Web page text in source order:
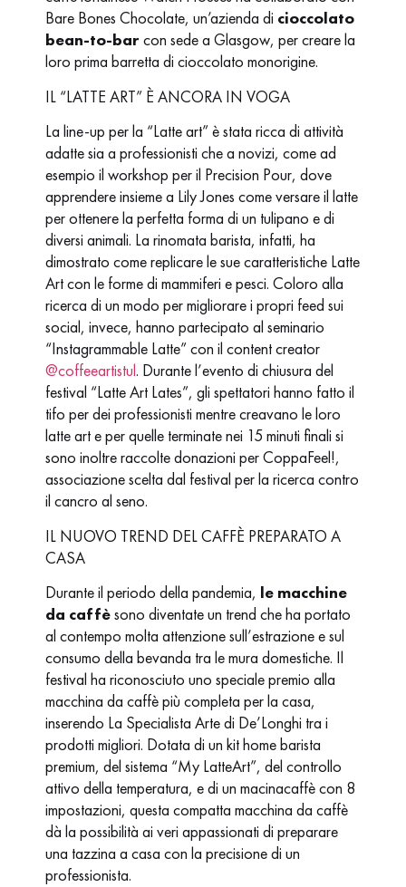
Bare Bones Chocolate, un’azienda di cioccolato
bean-to-bar con sede a Glasgow, per creare la
loro prima barretta di cioccolato monorigine.
IL “LATTE ART” È ANCORA IN VOGA
La line-up per la “Latte art” è stata ricca di attività
adatte sia a professionisti che a novizi, come ad
esempio il workshop per il Precision Pour, dove
apprendere insieme a Lily Jones come versare il latte
per ottenere la perfetta forma di un tulipano e di
diversi animali. La rinomata barista, infatti, ha
dimostrato come replicare le sue caratteristiche Latte
Art con le forme di mammiferi e pesci. Coloro alla
ricerca di un modo per migliorare i propri feed sui
social, invece, hanno partecipato al seminario
“Instagrammable Latte” con il content creator
@coffeeartistul. Durante l’evento di chiusura del
festival “Latte Art Lates”, gli spettatori hanno fatto il
tifo per dei professionisti mentre creavano le loro
latte art e per quelle terminate nei 15 minuti finali si
sono inoltre raccolte donazioni per CoppaFeel!,
associazione scelta dal festival per la ricerca contro
il cancro al seno.
IL NUOVO TREND DEL CAFFÈ PREPARATO A
CASA
Durante il periodo della pandemia, le macchine
da caffèsono diventate un trend che ha portato
al contempo molta attenzione sull’estrazione e sul
consumo della bevanda tra le mura domestiche. Il
festival ha riconosciuto uno speciale premio alla
macchina da caffè più completa per la casa,
inserendo La Specialista Arte di De’Longhi tra i
prodotti migliori. Dotata di un kit home barista
premium, del sistema “My LatteArt”, del controllo
attivo della temperatura, e di un macinacaffè con 8
impostazioni, questa compatta macchina da caffè
dà la possibilità ai veri appassionati di preparare
una tazzina a casa con la precisione di un
professionista.